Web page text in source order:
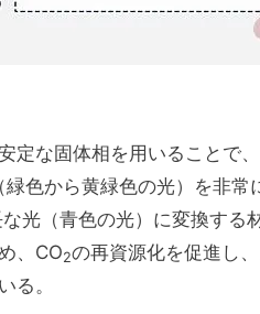
定な固体相を用いることで
色から黄緑色の光）を非常
光（青色の光）に変換する
、CO2の再資源化を促進し
る。